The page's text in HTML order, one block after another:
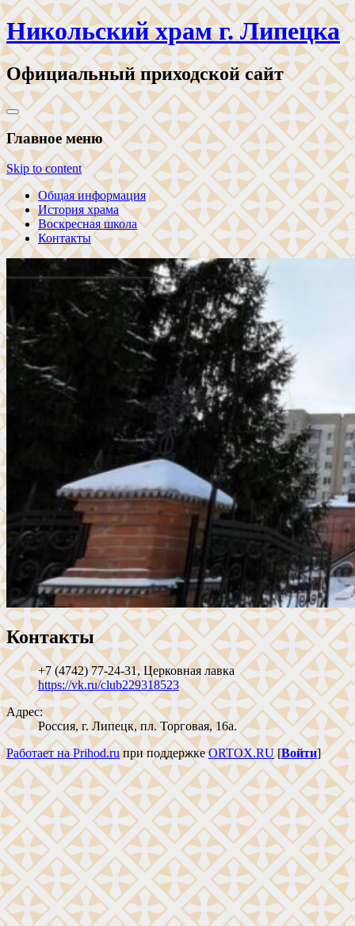
Никольский храм г. Липецка
Официальный приходской сайт
Главное меню
Skip to content
Общая информация
История храма
Воскресная школа
Контакты
Контакты
+7 (4742) 77-24-31, Церковная лавка
https://vk.ru/club229318523
Адрес:
Россия, г. Липецк, пл. Торговая, 16а.
Работает на Prihod.ruпри поддержкеORTOX.RU[Войти]